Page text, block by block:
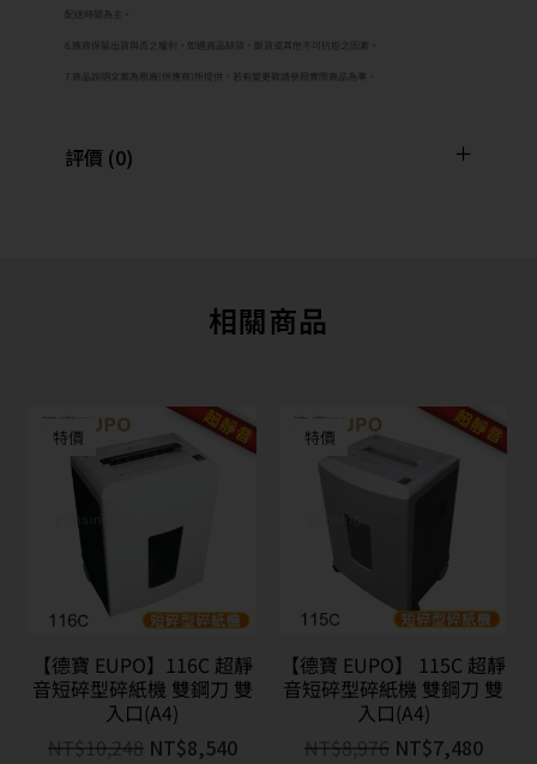
配送時間為主。
6.廠商保留出貨與否之權利，如遇商品缺貨、斷貨或其他不可抗拒之因素。
7.商品說明文案為原廠(供應商)所提供，若有變更敬請參照實際商品為準。
評價 (0)
相關商品
特價
【德寶 EUPO】116C 超靜
音短碎型碎紙機 雙鋼刀 雙
入口(A4)
NT$ 10,248 NT$8,540
特價
【德寶 EUPO】 115C 超靜
音短碎型碎紙機 雙鋼刀 雙
入口(A4)
NT$8,976 NT$7,480